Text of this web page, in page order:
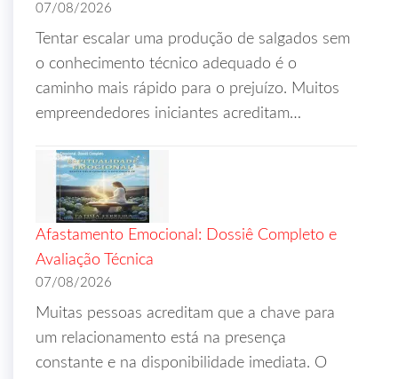
07/08/2026
Tentar escalar uma produção de salgados sem
o conhecimento técnico adequado é o
caminho mais rápido para o prejuízo. Muitos
empreendedores iniciantes acreditam…
Afastamento Emocional: Dossiê Completo e
Avaliação Técnica
07/08/2026
Muitas pessoas acreditam que a chave para
um relacionamento está na presença
constante e na disponibilidade imediata. O